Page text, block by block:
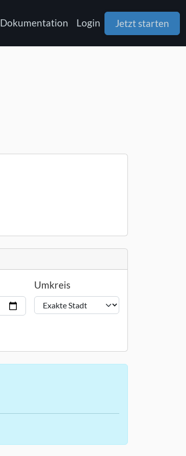
Dokumentation Login Jetzt starten
Umkreis